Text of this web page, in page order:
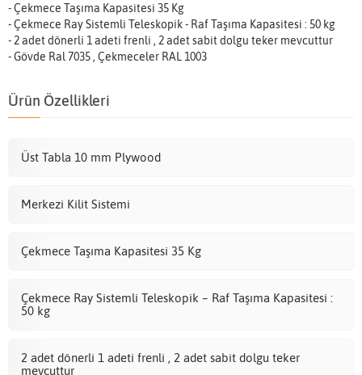
- Çekmece Taşıma Kapasitesi 35 Kg
- Çekmece Ray Sistemli Teleskopik - Raf Taşıma Kapasitesi : 50 kg
- 2 adet dönerli 1 adeti frenli , 2 adet sabit dolgu teker mevcuttur
- Gövde Ral 7035 , Çekmeceler RAL 1003
Ürün Özellikleri
Üst Tabla 10 mm Plywood
Merkezi Kilit Sistemi
Çekmece Taşıma Kapasitesi 35 Kg
Çekmece Ray Sistemli Teleskopik – Raf Taşıma Kapasitesi :
50 kg
2 adet dönerli 1 adeti frenli , 2 adet sabit dolgu teker
mevcuttur